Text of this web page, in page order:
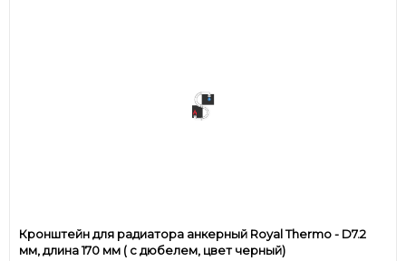
Кронштейн для радиатора анкерный Royal Thermo - D7.2
мм, длина 170 мм ( с дюбелем, цвет черный)